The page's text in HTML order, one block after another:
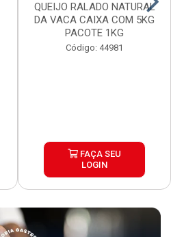
QUEIJO RALADO NATURAL
DA VACA CAIXA COM 5KG
PACOTE 1KG
Código: 44981
FAÇA SEU
LOGIN